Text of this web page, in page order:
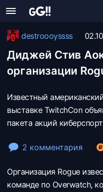
destroooyssss
Диджей Стив
организации
Известный
выставке TwitchCon
пакета акций
2 комментария
Организация Rogue
команде по Overwatch,